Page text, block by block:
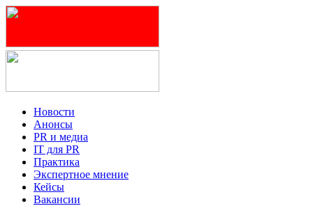
Новости
Анонсы
PR и медиа
IT для PR
Практика
Экспертное мнение
Кейсы
Вакансии